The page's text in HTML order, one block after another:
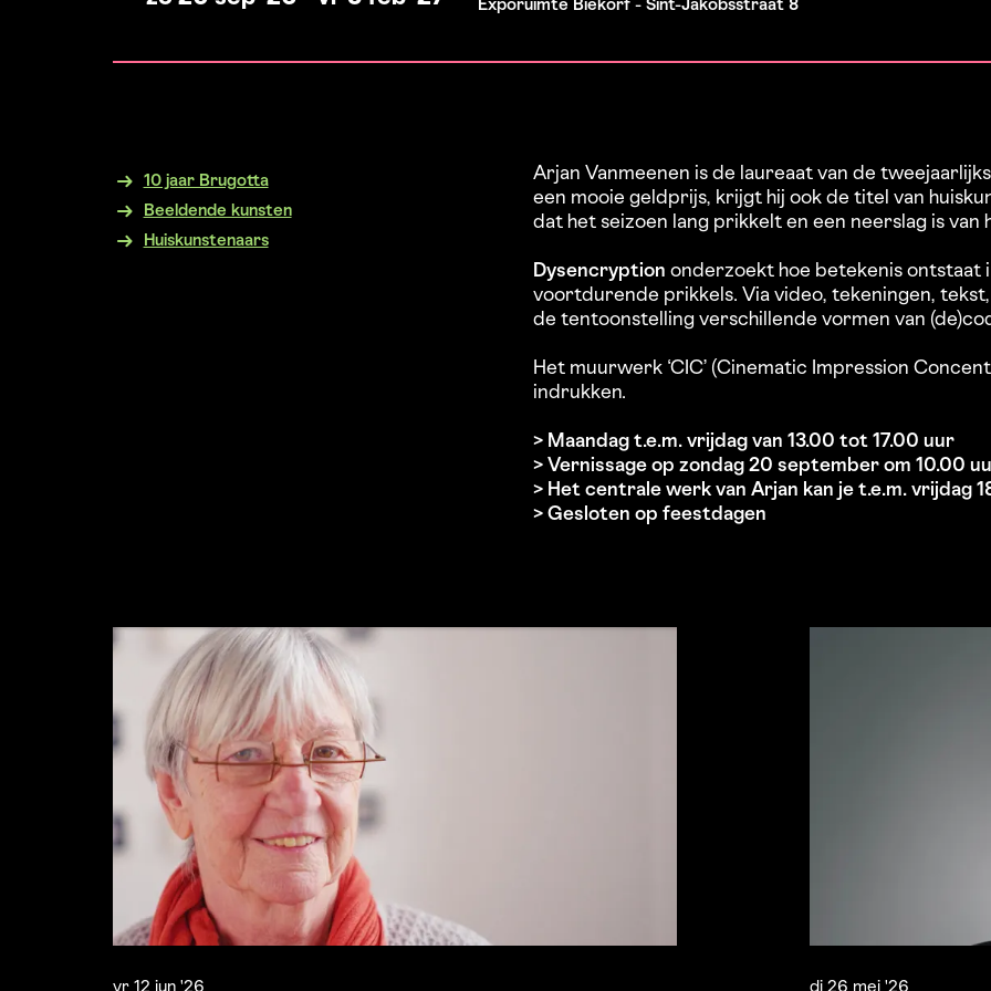
Exporuimte Biekorf - Sint-Jakobsstraat 8
Arjan Vanmeenen is de laureaat van de
een mooie geldprijs, krijgt hij ook de titel van
dat het seizoen lang prikkelt en een neerslag is van
Dysencryption onderzoekt hoe betekenis ontstaat
voortdurende prikkels. Via video, tekeningen,
de tentoonstelling verschillende vormen van
Het muurwerk ‘CIC’ (Cinematic Impression
indrukken.
> Maandag t.e.m. vrijdag van 13.00 tot 17.00 uur
> Vernissage op zondag 20 september om 10.00
> Het centrale werk van Arjan kan je t.e.m. vrijdag
> Gesloten op feestdagen
10 jaar Brugotta
Beeldende kunsten
Huiskunstenaars